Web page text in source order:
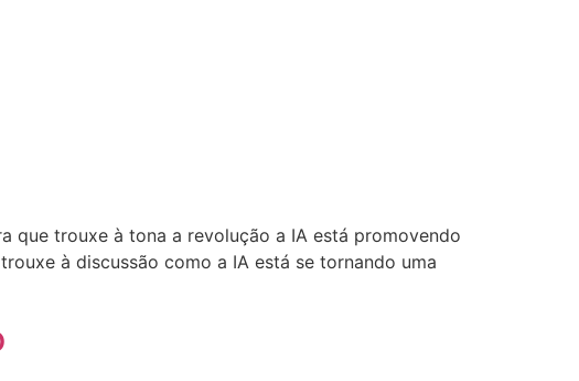
que trouxe à tona a revolução a IA está promovendo
à discussão como a IA está se tornando uma